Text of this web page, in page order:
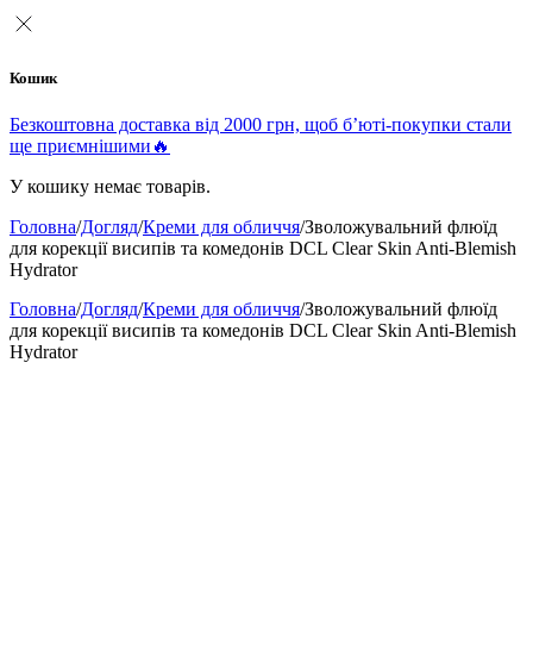
Кошик
Безкоштовна доставка від 2000 грн, щоб б’юті-покупки стали
ще приємнішими🔥
У кошику немає товарів.
Головна/Догляд/Креми для обличчя/Зволожувальний флюїд
для корекції висипів та комедонів DCL Clear Skin Anti-Blemish
Hydrator
Головна/Догляд/Креми для обличчя/Зволожувальний флюїд
для корекції висипів та комедонів DCL Clear Skin Anti-Blemish
Hydrator